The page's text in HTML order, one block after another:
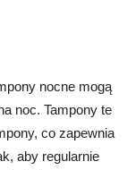
nocne mogą
noc. Tampony te
co zapewnia
aby regularnie